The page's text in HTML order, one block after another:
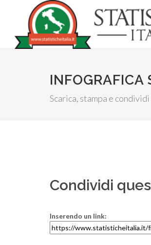
INFOGRAFICA
Scarica, stampa e
Condividi
Inserendo un link: